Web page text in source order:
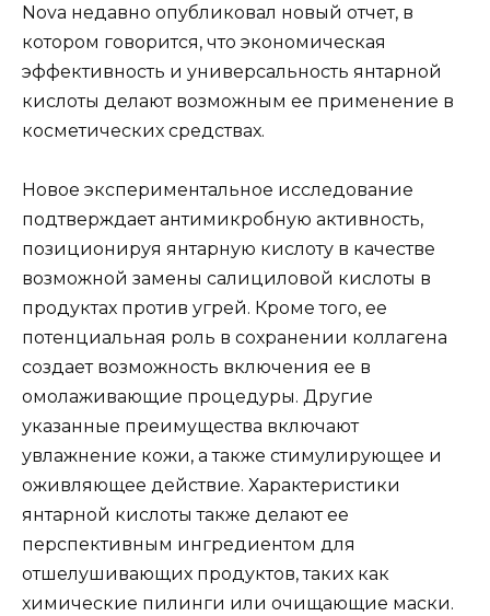
Nova недавно опубликовал новый отчет, в
котором говорится, что экономическая
эффективность и универсальность янтарной
кислоты делают возможным ее применение в
косметических средствах.
Новое экспериментальное исследование
подтверждает антимикробную активность,
позиционируя янтарную кислоту в качестве
возможной замены салициловой кислоты в
продуктах против угрей. Кроме того, ее
потенциальная роль в сохранении коллагена
создает возможность включения ее в
омолаживающие процедуры. Другие
указанные преимущества включают
увлажнение кожи, а также стимулирующее и
оживляющее действие. Характеристики
янтарной кислоты также делают ее
перспективным ингредиентом для
отшелушивающих продуктов, таких как
химические пилинги или очищающие маски.